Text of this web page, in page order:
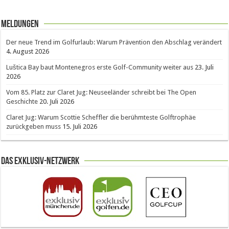
Meldungen
Der neue Trend im Golfurlaub: Warum Prävention den Abschlag verändert
4. August 2026
Luštica Bay baut Montenegros erste Golf-Community weiter aus 23. Juli
2026
Vom 85. Platz zur Claret Jug: Neuseeländer schreibt bei The Open
Geschichte 20. Juli 2026
Claret Jug: Warum Scottie Scheffler die berühmteste Golftrophäe
zurückgeben muss 15. Juli 2026
Das Exklusiv-Netzwerk